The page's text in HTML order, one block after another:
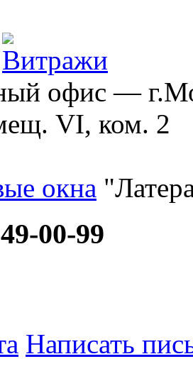
офис —
VI, ком. 2
окна
00-99
Написать